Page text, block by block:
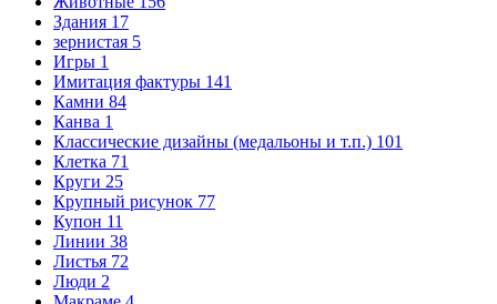
Здания 17
зернистая 5
Игры 1
Имитация фактуры 141
Камни 84
Канва 1
Классические дизайны (медальоны и т.п.) 101
Клетка 71
Круги 25
Крупный рисунок 77
Купон 11
Линии 38
Листья 72
Люди 2